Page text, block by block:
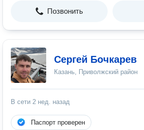
Позвонить
Сергей Бочкарев
Казань, Приволжский район
В сети 2 нед. назад
Паспорт проверен